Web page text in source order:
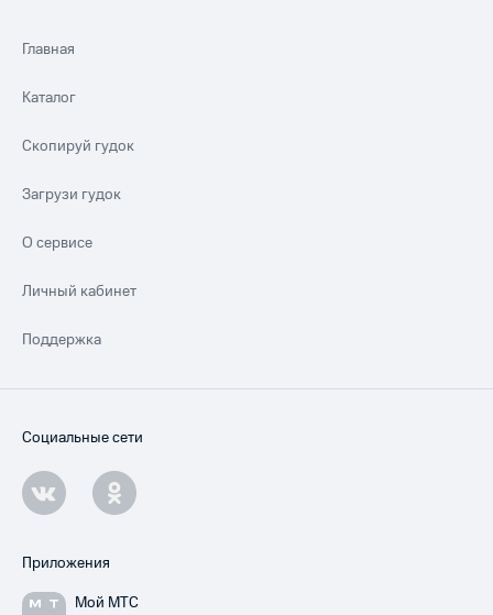
Главная
Каталог
Скопируй гудок
Загрузи гудок
О сервисе
Личный кабинет
Поддержка
Социальные сети
Приложения
Мой МТС